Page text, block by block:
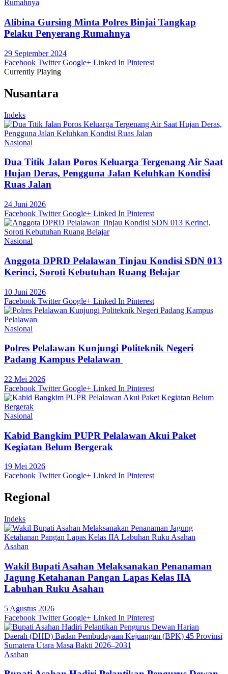
Alibina Gursing Minta Polres Binjai Tangkap
Pelaku Penyerang Rumahnya
29 September 2024
Facebook Twitter Google+ Linked In Pinterest
Currently Playing
Nusantara
Indeks
Nasional
Dua Titik Jalan Poros Keluarga Tergenang Air Saat
Hujan Deras, Pengguna Jalan Keluhkan Kondisi
Ruas Jalan
24 Juni 2026
Facebook Twitter Google+ Linked In Pinterest
Nasional
Anggota DPRD Pelalawan Tinjau Kondisi SDN 013
Kerinci, Soroti Kebutuhan Ruang Belajar
10 Juni 2026
Facebook Twitter Google+ Linked In Pinterest
Nasional
Polres Pelalawan Kunjungi Politeknik Negeri
Padang Kampus Pelalawan
22 Mei 2026
Facebook Twitter Google+ Linked In Pinterest
Nasional
Kabid Bangkim PUPR Pelalawan Akui Paket
Kegiatan Belum Bergerak
19 Mei 2026
Facebook Twitter Google+ Linked In Pinterest
Regional
Indeks
Asahan
Wakil Bupati Asahan Melaksanakan Penanaman
Jagung Ketahanan Pangan Lapas Kelas IIA
Labuhan Ruku Asahan
5 Agustus 2026
Facebook Twitter Google+ Linked In Pinterest
Asahan